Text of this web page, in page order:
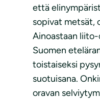
että
sopivat metsät,
Ainoastaan
Suomen
toistaiseksi
suotuisana.
oravan